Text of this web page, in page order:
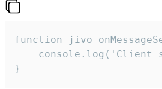
function
console.log('Client
}